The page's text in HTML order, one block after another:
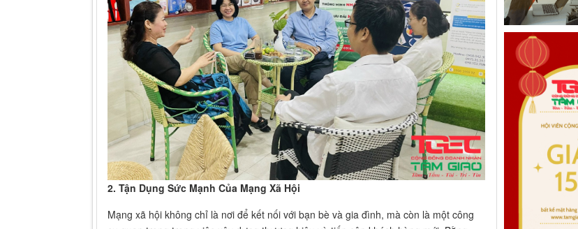
2. Tận Dụng Sức Mạnh Của Mạng Xã Hội
Mạng xã hội không chỉ là nơi để kết nối với bạn bè và gia đình, mà còn là một công